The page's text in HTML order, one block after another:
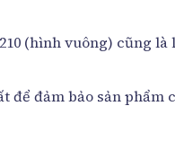
(hình vuông) cũng là
đảm bảo sản phẩm